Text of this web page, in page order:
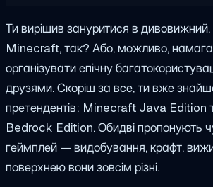
Ти вирішив зануритися в дивовижний,
Minecraft, так? Або, можливо,
організувати епічну
друзями. Скоріш за все, ти вже
претендентів: Minecraft Java
Bedrock Edition. Обидві пропонують
геймплей — видобування, крафт,
поверхнею вони зовсім різні.